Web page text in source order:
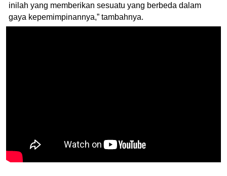
inilah yang memberikan sesuatu yang berbeda dalam
gaya kepemimpinannya,” tambahnya.